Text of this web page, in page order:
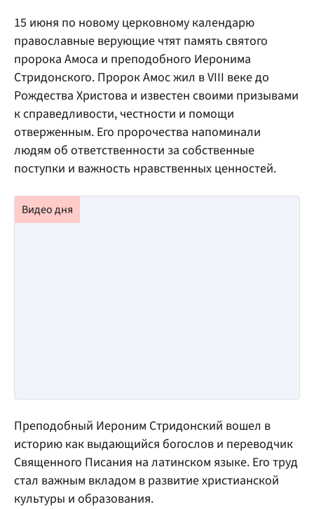
15 июня по новому церковному календарю
православные верующие чтят память святого
пророка Амоса и преподобного Иеронима
Стридонского. Пророк Амос жил в VIII веке до
Рождества Христова и известен своими призывами
к справедливости, честности и помощи
отверженным. Его пророчества напоминали
людям об ответственности за собственные
поступки и важность нравственных ценностей.
Преподобный Иероним Стридонский вошел в
историю как выдающийся богослов и переводчик
Священного Писания на латинском языке. Его труд
стал важным вкладом в развитие христианской
культуры и образования.